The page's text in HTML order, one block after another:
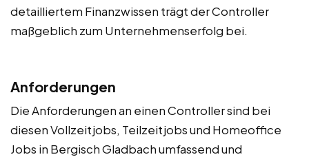
detailliertem Finanzwissen trägt der Controller
maßgeblich zum Unternehmenserfolg bei.
Anforderungen
Die Anforderungen an einen Controller sind bei
diesen Vollzeitjobs, Teilzeitjobs und Homeoffice
Jobs in Bergisch Gladbach umfassend und